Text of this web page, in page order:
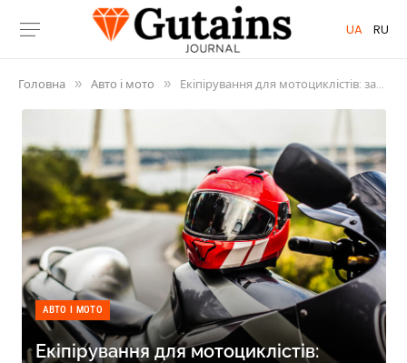
UA RU
Головна » Авто і мото » Екіпірування для мотоциклістів: захист та безпека
АВТО І МОТО
Екіпірування для мотоциклістів: